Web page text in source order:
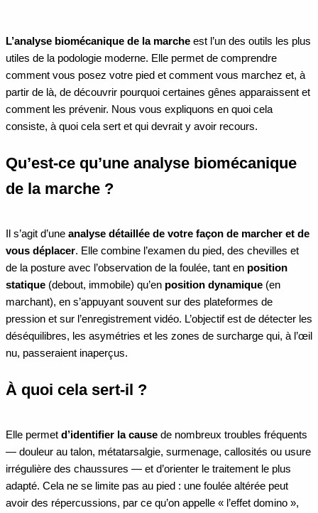
L’analyse biomécanique de la marche est l’un des outils les plus
utiles de la podologie moderne. Elle permet de comprendre
comment vous posez votre pied et comment vous marchez et, à
partir de là, de découvrir pourquoi certaines gênes apparaissent et
comment les prévenir. Nous vous expliquons en quoi cela
consiste, à quoi cela sert et qui devrait y avoir recours.
Qu’est-ce qu’une analyse biomécanique
de la marche ?
Il s’agit d’une analyse détaillée de votre façon de marcher et de
vous déplacer. Elle combine l’examen du pied, des chevilles et
de la posture avec l’observation de la foulée, tant en position
statique (debout, immobile) qu’en position dynamique (en
marchant), en s’appuyant souvent sur des plateformes de
pression et sur l’enregistrement vidéo. L’objectif est de détecter les
déséquilibres, les asymétries et les zones de surcharge qui, à l’œil
nu, passeraient inaperçus.
À quoi cela sert-il ?
Elle permet d’identifier la cause de nombreux troubles fréquents
— douleur au talon, métatarsalgie, surmenage, callosités ou usure
irrégulière des chaussures — et d’orienter le traitement le plus
adapté. Cela ne se limite pas au pied : une foulée altérée peut
avoir des répercussions, par ce qu’on appelle « l’effet domino »,